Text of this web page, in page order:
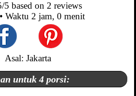
/5 based on2 reviews
Waktu 2 jam, 0 menit
Asal: Jakarta
untuk 4 porsi: